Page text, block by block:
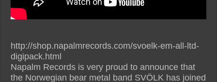
http://shop.napalmrecords.com/svoelk-em-all-ltd-
digipack.html
Napalm Records is very proud to announce that
the Norwegian bear metal band SVÖLK has joined